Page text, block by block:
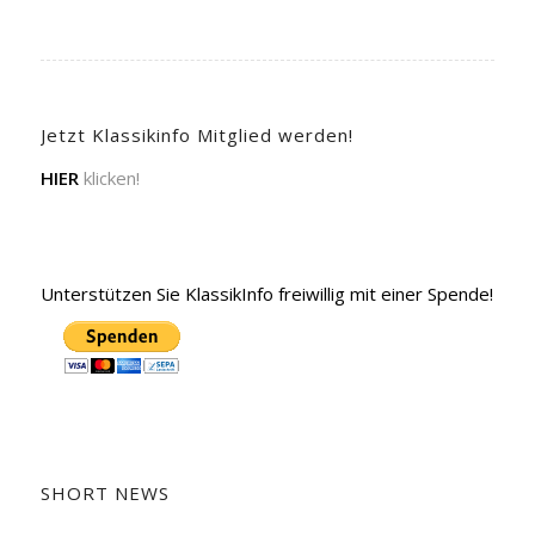
Jetzt Klassikinfo Mitglied werden!
HIERklicken!
Unterstützen Sie KlassikInfo freiwillig mit einer Spende!
SHORT NEWS